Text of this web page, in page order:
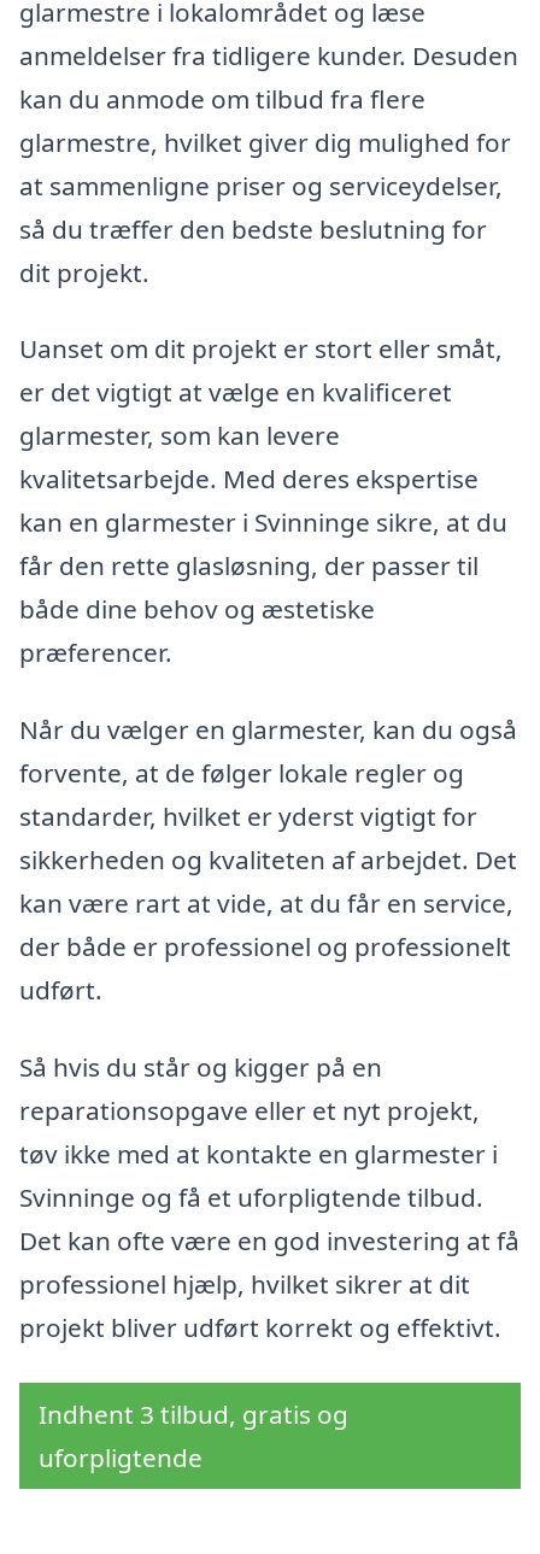
glarmestre i lokalområdet og læse
anmeldelser fra tidligere kunder. Desuden
kan du anmode om tilbud fra flere
glarmestre, hvilket giver dig mulighed for
at sammenligne priser og serviceydelser,
så du træffer den bedste beslutning for
dit projekt.
Uanset om dit projekt er stort eller småt,
er det vigtigt at vælge en kvalificeret
glarmester, som kan levere
kvalitetsarbejde. Med deres ekspertise
kan en glarmester i Svinninge sikre, at du
får den rette glasløsning, der passer til
både dine behov og æstetiske
præferencer.
Når du vælger en glarmester, kan du også
forvente, at de følger lokale regler og
standarder, hvilket er yderst vigtigt for
sikkerheden og kvaliteten af arbejdet. Det
kan være rart at vide, at du får en service,
der både er professionel og professionelt
udført.
Så hvis du står og kigger på en
reparationsopgave eller et nyt projekt,
tøv ikke med at kontakte en glarmester i
Svinninge og få et uforpligtende tilbud.
Det kan ofte være en god investering at få
professionel hjælp, hvilket sikrer at dit
projekt bliver udført korrekt og effektivt.
Indhent 3 tilbud, gratis og
uforpligtende